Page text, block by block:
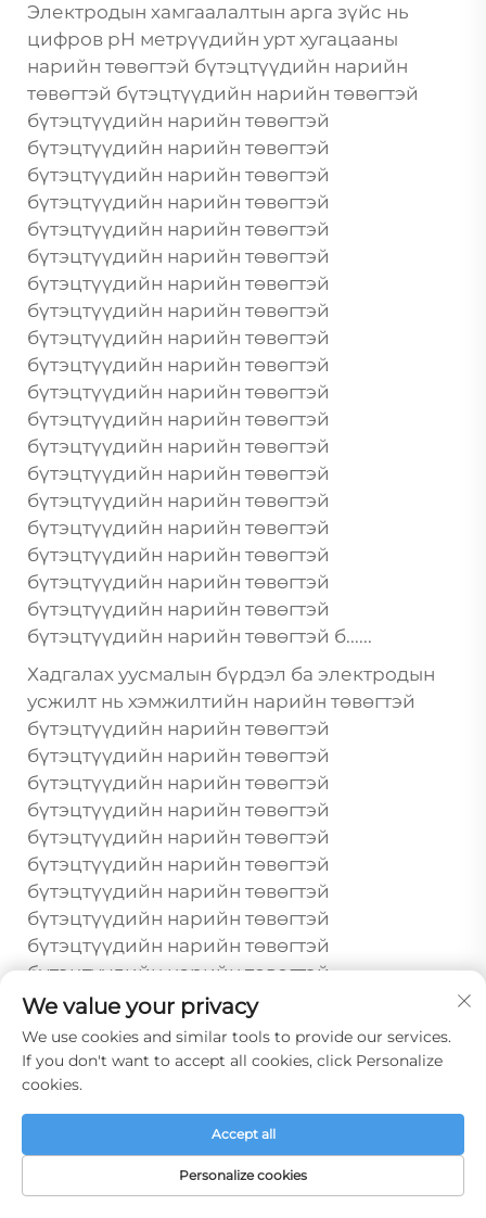
Электродын хамгаалалтын арга зүйс нь
цифров pH метрүүдийн урт хугацааны
нарийн төвөгтэй бүтэцтүүдийн нарийн
төвөгтэй бүтэцтүүдийн нарийн төвөгтэй
бүтэцтүүдийн нарийн төвөгтэй
бүтэцтүүдийн нарийн төвөгтэй
бүтэцтүүдийн нарийн төвөгтэй
бүтэцтүүдийн нарийн төвөгтэй
бүтэцтүүдийн нарийн төвөгтэй
бүтэцтүүдийн нарийн төвөгтэй
бүтэцтүүдийн нарийн төвөгтэй
бүтэцтүүдийн нарийн төвөгтэй
бүтэцтүүдийн нарийн төвөгтэй
бүтэцтүүдийн нарийн төвөгтэй
бүтэцтүүдийн нарийн төвөгтэй
бүтэцтүүдийн нарийн төвөгтэй
бүтэцтүүдийн нарийн төвөгтэй
бүтэцтүүдийн нарийн төвөгтэй
бүтэцтүүдийн нарийн төвөгтэй
бүтэцтүүдийн нарийн төвөгтэй
бүтэцтүүдийн нарийн төвөгтэй
бүтэцтүүдийн нарийн төвөгтэй
бүтэцтүүдийн нарийн төвөгтэй
бүтэцтүүдийн нарийн төвөгтэй б......
Хадгалах уусмалын бүрдэл ба электродын
усжилт нь хэмжилтийн нарийн төвөгтэй
бүтэцтүүдийн нарийн төвөгтэй
бүтэцтүүдийн нарийн төвөгтэй
бүтэцтүүдийн нарийн төвөгтэй
бүтэцтүүдийн нарийн төвөгтэй
бүтэцтүүдийн нарийн төвөгтэй
бүтэцтүүдийн нарийн төвөгтэй
бүтэцтүүдийн нарийн төвөгтэй
бүтэцтүүдийн нарийн төвөгтэй
бүтэцтүүдийн нарийн төвөгтэй
бүтэцтүүдийн нарийн төвөгтэй
бүтэцтүүдийн нарийн төвөгтэй
бүтэцтүүдийн нарийн төвөгтэй
бүтэцтүүдийн нарийн төвөгтэй
бүтэцтүүдийн нарийн төвөгтэй
бүтэцтүүдийн нарийн төвөгтэй
бүтэцтүүдийн нарийн төвөгтэй
бүтэцтүүдийн нарийн төвөгтэй
бүтэцтүүдийн нарийн төвөгтэй
We value your privacy
We use cookies and similar tools to provide our services.
If you don't want to accept all cookies, click Personalize
cookies.
Personalize cookies
Accept all